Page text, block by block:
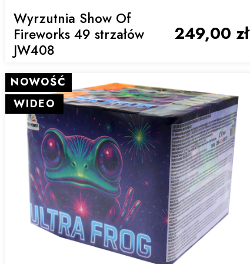
Wyrzutnia Show Of
Fireworks 49 strzałów
JW408
249,00 zł
NOWOŚĆ
WIDEO